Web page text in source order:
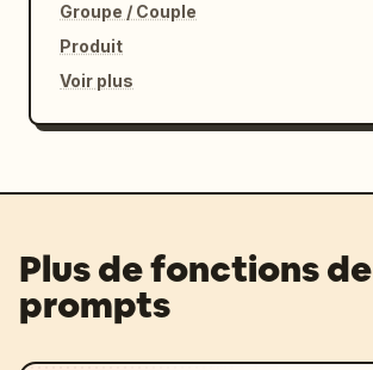
Groupe / Couple
Produit
Voir plus
Plus de fonctions de
prompts